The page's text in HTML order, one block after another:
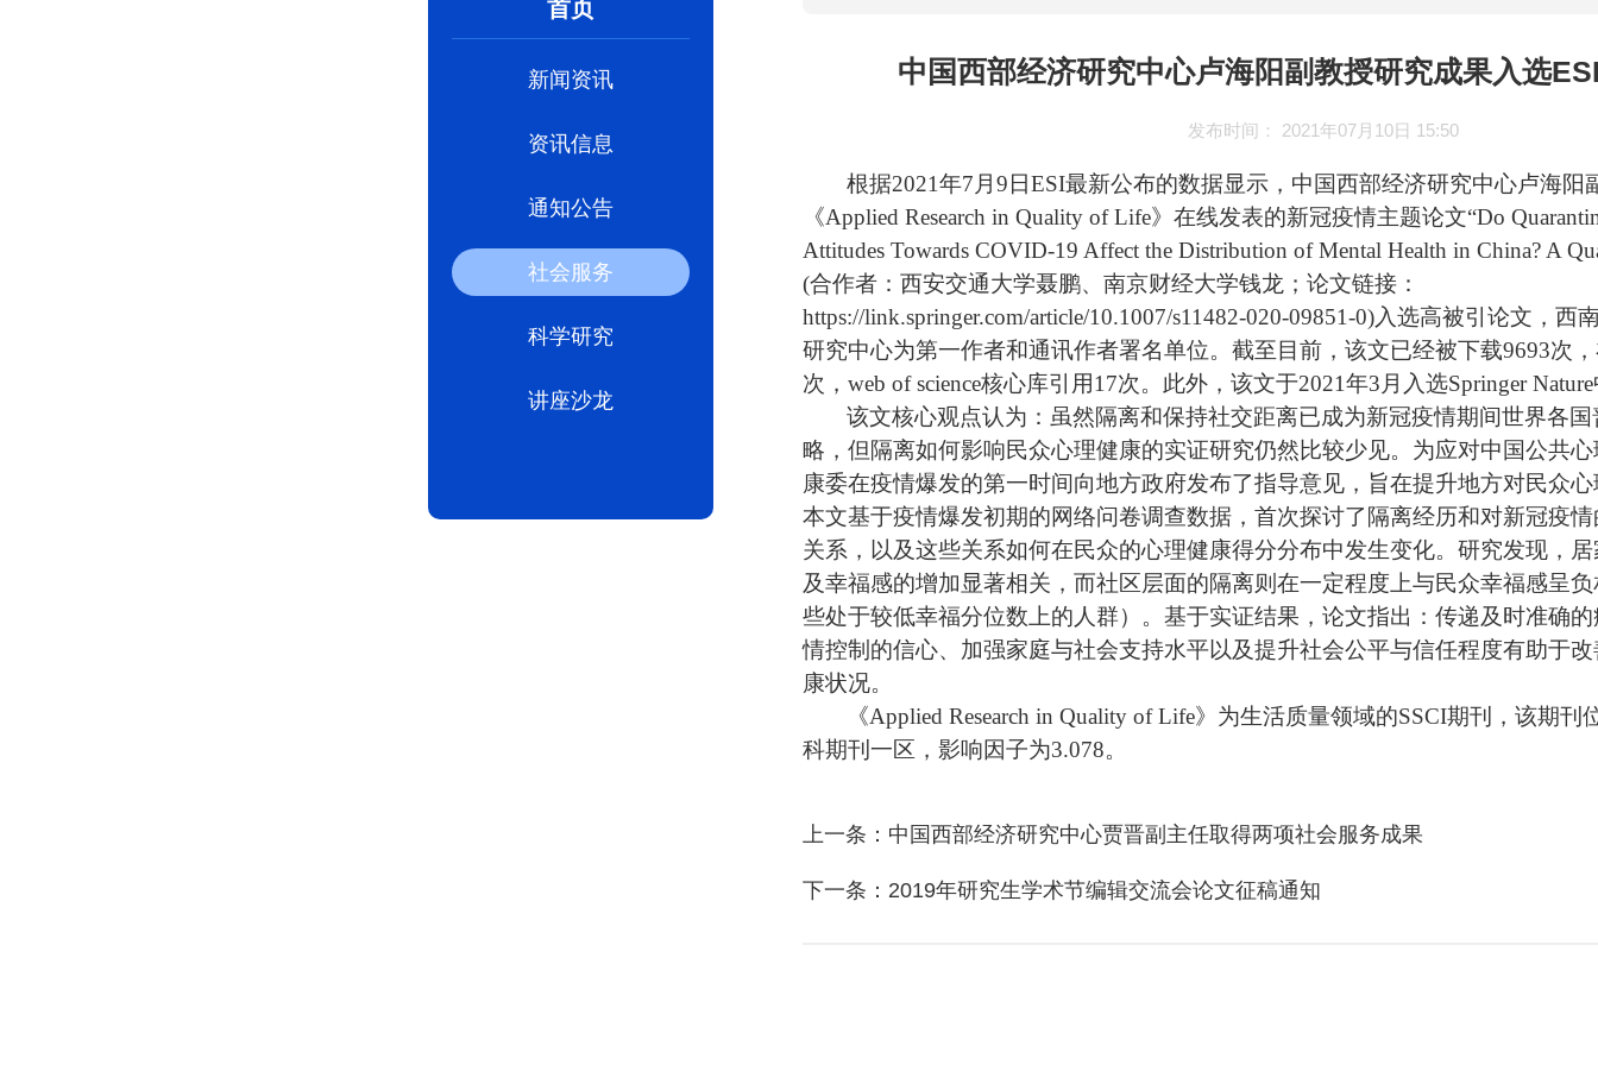
首页
新闻资讯
资讯信息
通知公告
社会服务
科学研究
讲座沙龙
中国西部经济研究中心卢海阳副教授研究成果入选
发布时间： 2021年07月10日 15:50
根据2021年7月9日ESI最新公布的数据显示，中国西部经济研究中心卢海阳
《Applied Research in Quality of Life》在线发表的新冠疫情主题论文“Do
Attitudes Towards COVID-19 Affect the Distribution of Mental Health in China? A
(合作者：西安交通大学聂鹏、南京财经大学钱龙；论文链接：
https://link.springer.com/article/10.1007/s11482-020-09851-0)入选高被引论文，西
研究中心为第一作者和通讯作者署名单位。截至目前，该文已经被下载9693次
次，web of science核心库引用17次。此外，该文于2021年3月入选Springer
该文核心观点认为：虽然隔离和保持社交距离已成为新冠疫情期间世界各
略，但隔离如何影响民众心理健康的实证研究仍然比较少见。为应对中国公共
康委在疫情爆发的第一时间向地方政府发布了指导意见，旨在提升地方对民众
本文基于疫情爆发初期的网络问卷调查数据，首次探讨了隔离经历和对新冠疫
关系，以及这些关系如何在民众的心理健康得分分布中发生变化。研究发现，
及幸福感的增加显著相关，而社区层面的隔离则在一定程度上与民众幸福感呈
些处于较低幸福分位数上的人群）。基于实证结果，论文指出：传递及时准确
情控制的信心、加强家庭与社会支持水平以及提升社会公平与信任程度有助于
康状况。
《Applied Research in Quality of Life》为生活质量领域的SSCI期刊， 该期刊
科期刊一区，影响因子为3.078。
上一条：中国西部经济研究中心贾晋副主任取得两项社会服务成果
下一条：2019年研究生学术节编辑交流会论文征稿通知